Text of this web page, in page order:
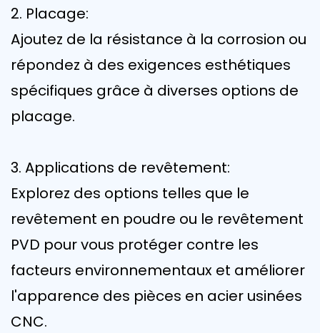
2. Placage:
Ajoutez de la résistance à la corrosion ou
répondez à des exigences esthétiques
spécifiques grâce à diverses options de
placage.
3. Applications de revêtement:
Explorez des options telles que le
revêtement en poudre ou le revêtement
PVD pour vous protéger contre les
facteurs environnementaux et améliorer
l'apparence des pièces en acier usinées
CNC.